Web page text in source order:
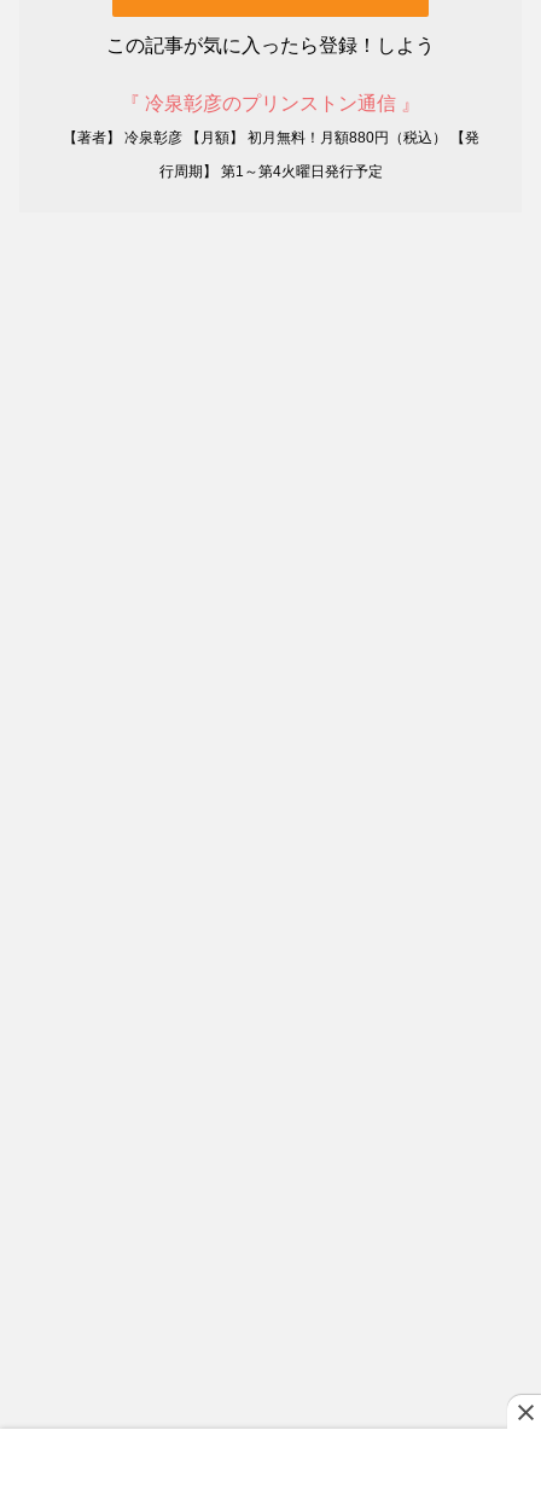
この記事が気に入ったら登録！しよう
『 冷泉彰彦のプリンストン通信 』
【著者】 冷泉彰彦 【月額】 初月無料！月額880円（税込） 【発
行周期】 第1～第4火曜日発行予定